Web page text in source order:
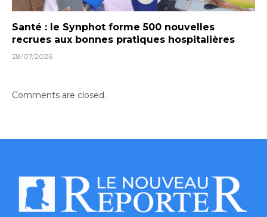
Santé : le Synphot forme 500 nouvelles
recrues aux bonnes pratiques hospitalières
28/07/2026
Comments are closed.